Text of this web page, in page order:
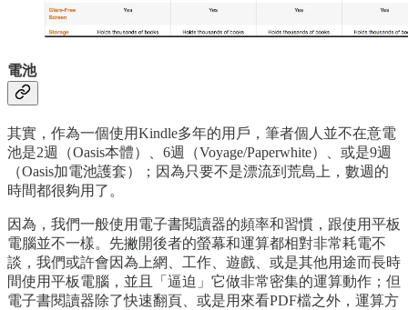
電池
其實，作為一個使用Kindle多年的用戶，筆者個人並不在意電
池是2週（Oasis本體）、6週（Voyage/Paperwhite）、或是9週
（Oasis加電池護套）；因為只要不是漂流到荒島上，數週的
時間都很夠用了。
因為，我們一般使用電子書閱讀器的頻率和習慣，跟使用平板
電腦並不一樣。先撇開後者的螢幕和運算都相對非常耗電不
談，我們或許會因為上網、工作、遊戲、或是其他用途而長時
間使用平板電腦，並且「逼迫」它做非常密集的運算動作；但
電子書閱讀器除了快速翻頁、或是用來看PDF檔之外，運算方